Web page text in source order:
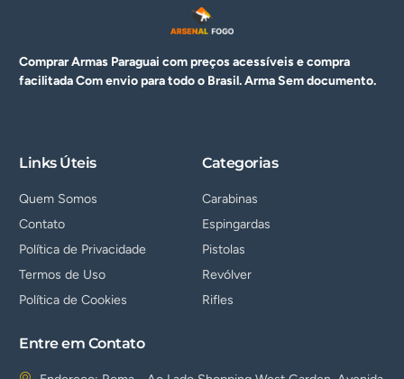
Comprar Armas Paraguai com preços acessíveis e compra
facilitada Com envio para todo o Brasil. ArmaSem documento.
Links Úteis
Quem Somos
Contato
Política de Privacidade
Termos de Uso
Política de Cookies
Categorias
Carabinas
Espingardas
Pistolas
Revólver
Rifles
Entre em Contato